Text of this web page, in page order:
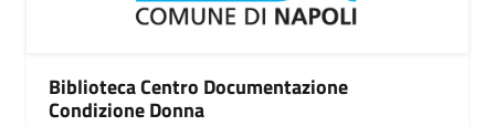
Biblioteca Centro Documentazione
Condizione Donna